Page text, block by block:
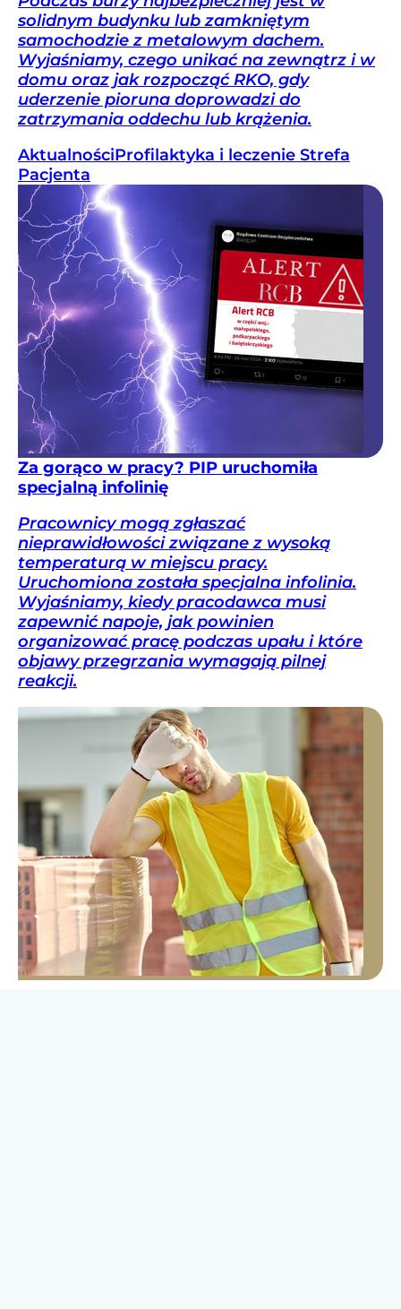
solidnym budynku lub zamkniętym
samochodzie z metalowym dachem.
Wyjaśniamy, czego unikać na zewnątrz i w
domu oraz jak rozpocząć RKO, gdy
uderzenie pioruna doprowadzi do
zatrzymania oddechu lub krążenia.
AktualnościProfilaktyka i leczenie Strefa
Pacjenta
Za gorąco w pracy? PIP uruchomiła
specjalną infolinię
Pracownicy mogą zgłaszać
nieprawidłowości związane z wysoką
temperaturą w miejscu pracy.
Uruchomiona została specjalna infolinia.
Wyjaśniamy, kiedy pracodawca musi
zapewnić napoje, jak powinien
organizować pracę podczas upału i które
objawy przegrzania wymagają pilnej
reakcji.